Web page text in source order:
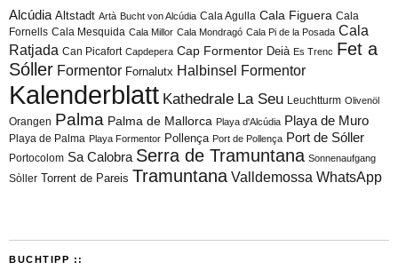
Alcúdia Altstadt Artà Bucht von Alcúdia Cala Agulla Cala Figuera Cala
Fornells Cala Mesquida Cala Millor Cala Mondragó Cala Pi de la Posada Cala
Ratjada Can Picafort Capdepera Cap Formentor Deià Es Trenc Fet a
Sóller Formentor Fornalutx Halbinsel Formentor
Kalenderblatt Kathedrale La Seu Leuchtturm Olivenöl
Orangen Palma Palma de Mallorca Playa d'Alcúdia Playa de Muro
Playa de Palma Playa Formentor Pollença Port de Pollença Port de Sóller
Portocolom Sa Calobra Serra de Tramuntana Sonnenaufgang
Sòller Torrent de Pareis Tramuntana Valldemossa WhatsApp
BUCHTIPP ::